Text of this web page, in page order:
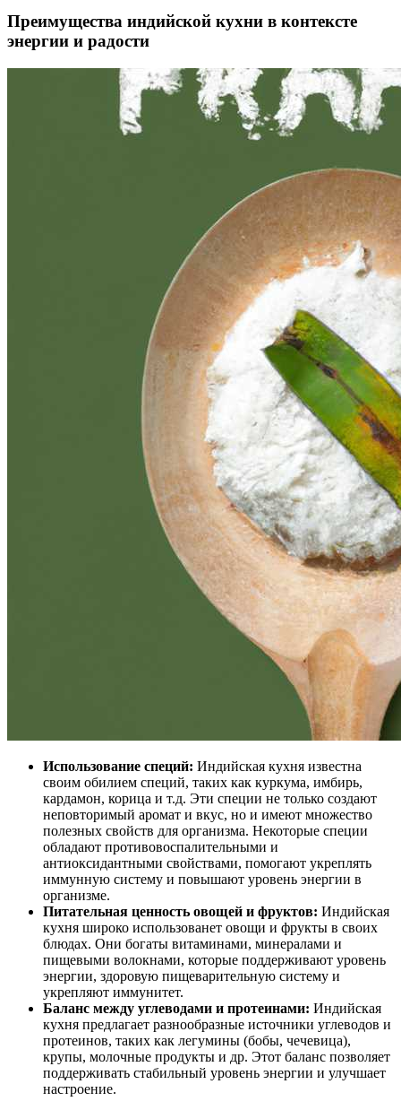
Преимущества индийской кухни в контексте
энергии и радости
Использование специй: Индийская кухня известна
своим обилием специй, таких как куркума, имбирь,
кардамон, корица и т.д. Эти специи не только создают
неповторимый аромат и вкус, но и имеют множество
полезных свойств для организма. Некоторые специи
обладают противовоспалительными и
антиоксидантными свойствами, помогают укреплять
иммунную систему и повышают уровень энергии в
организме.
Питательная ценность овощей и фруктов: Индийская
кухня широко использованет овощи и фрукты в своих
блюдах. Они богаты витаминами, минералами и
пищевыми волокнами, которые поддерживают уровень
энергии, здоровую пищеварительную систему и
укрепляют иммунитет.
Баланс между углеводами и протеинами: Индийская
кухня предлагает разнообразные источники углеводов и
протеинов, таких как легумины (бобы, чечевица),
крупы, молочные продукты и др. Этот баланс позволяет
поддерживать стабильный уровень энергии и улучшает
настроение.